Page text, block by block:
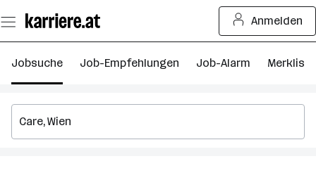
Seiteninhalt
springen
Anmelden
Jobsuche Job-Empfehlungen Job-Alarm Merkliste